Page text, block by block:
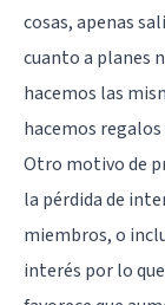
cosas, apenas
cuanto a planes
hacemos las
hacemos
Otro motivo de
la pérdida de
miembros, o
interés por lo